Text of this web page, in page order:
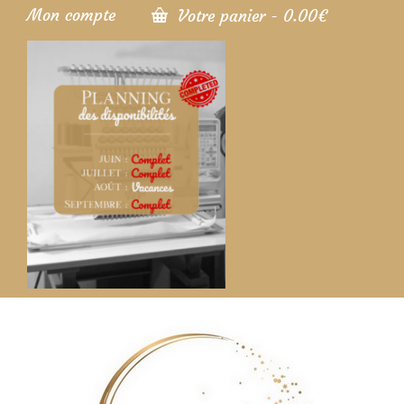
Mon compte Votre panier - 0.00€